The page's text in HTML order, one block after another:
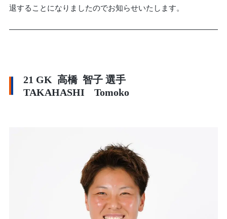
退することになりましたのでお知らせいたします。
21 GK 高橋 智子 選手
TAKAHASHI Tomoko